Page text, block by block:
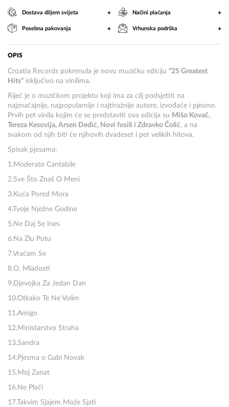
Dostava diljem svijeta + Načini plaćanja +
Posebna pakovanja + Vrhunska podrška +
OPIS
Croatia Records pokrenula je novu muzičku ediciju “25 Greatest
Hits” isključivo na vinilima.
Riječ je o muzičkom projektu koji ima za cilj podsjetiti na
najznačajnije, najpopularnije i najtiražnije autore, izvođače i pjesme.
Prvih pet vinila kojim će se predstaviti ova edicija su Mišo Kovač,
Tereza Kesovija, Arsen Dedić, Novi fosili i Zdravko Čolić, a na
svakom od njih biti će njihovih dvadeset i pet velikih hitova.
Spisak pjesama:
1.Moderato Cantabile
2.Sve Što Znaš O Meni
3.Kuća Pored Mora
4.Tvoje Nježne Godine
5.Ne Daj Se Ines
6.Na Zlu Putu
7.Vraćam Se
8.O, Mladosti
9.Djevojka Za Jedan Dan
10.Otkako Te Ne Volim
11.Amigo
12.Ministarstvo Straha
13.Sandra
14.Pjesma o Gabi Novak
15.Moj Zanat
16.Ne Plači
17.Takvim Sjajem Može Sjati